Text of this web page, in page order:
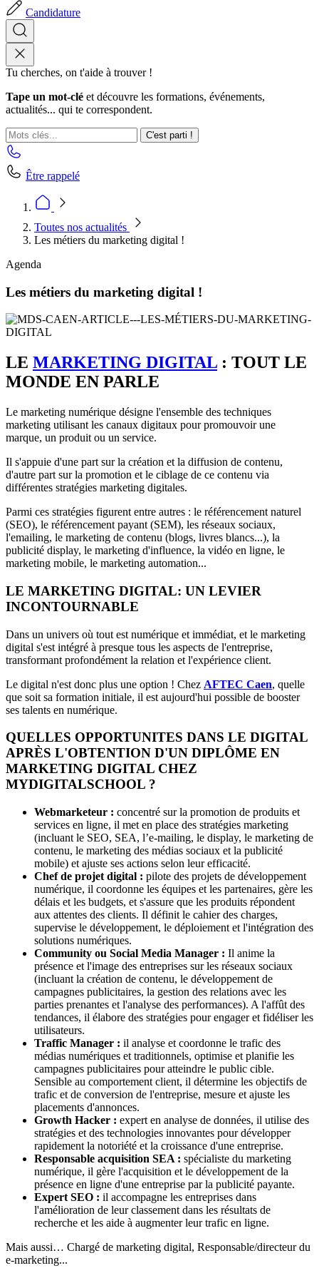
Candidature
Tu cherches, on t'aide à trouver !
Tape un mot-clé et découvre les formations, événements,
actualités... qui te correspondent.
C'est parti !
Être rappelé
Toutes nos actualités
Les métiers du marketing digital !
Agenda
Les métiers du marketing digital !
LE MARKETING DIGITAL : TOUT LE
MONDE EN PARLE
Le marketing numérique désigne l'ensemble des techniques
marketing utilisant les canaux digitaux pour promouvoir une
marque, un produit ou un service.
Il s'appuie d'une part sur la création et la diffusion de contenu,
d'autre part sur la promotion et le ciblage de ce contenu via
différentes stratégies marketing digitales.
Parmi ces stratégies figurent entre autres : le référencement naturel
(SEO), le référencement payant (SEM), les réseaux sociaux,
l'emailing, le marketing de contenu (blogs, livres blancs...), la
publicité display, le marketing d'influence, la vidéo en ligne, le
marketing mobile, le marketing automation...
LE MARKETING DIGITAL: UN LEVIER
INCONTOURNABLE
Dans un univers où tout est numérique et immédiat, et le marketing
digital s'est intégré à presque tous les aspects de l'entreprise,
transformant profondément la relation et l'expérience client.
Le digital n'est donc plus une option ! Chez AFTEC Caen, quelle
que soit sa formation initiale, il est aujourd'hui possible de booster
ses talents en numérique.
QUELLES OPPORTUNITES DANS LE DIGITAL
APRÈS L'OBTENTION D'UN DIPLÔME EN
MARKETING DIGITAL CHEZ
MYDIGITALSCHOOL ?
Webmarketeur : concentré sur la promotion de produits et
services en ligne, il met en place des stratégies marketing
(incluant le SEO, SEA, l’e-mailing, le display, le marketing de
contenu, le marketing des médias sociaux et la publicité
mobile) et ajuste ses actions selon leur efficacité.
Chef de projet digital : pilote des projets de développement
numérique, il coordonne les équipes et les partenaires, gère les
délais et les budgets, et s'assure que les produits répondent
aux attentes des clients. Il définit le cahier des charges,
supervise le développement, le déploiement et l'intégration des
solutions numériques.
Community ou Social Media Manager : Il anime la
présence et l'image des entreprises sur les réseaux sociaux
(incluant la création de contenu, le développement de
campagnes publicitaires, la gestion des relations avec les
parties prenantes et l'analyse des performances). A l'affût des
tendances, il élabore des stratégies pour engager et fidéliser les
utilisateurs.
Traffic Manager : il analyse et coordonne le trafic des
médias numériques et traditionnels, optimise et planifie les
campagnes publicitaires pour atteindre le public cible.
Sensible au comportement client, il détermine les objectifs de
trafic et de conversion de l'entreprise, mesure et ajuste les
placements d'annonces.
Growth Hacker : expert en analyse de données, il utilise des
stratégies et des technologies innovantes pour développer
rapidement la notoriété et la croissance d'une entreprise.
Responsable acquisition SEA : spécialiste du marketing
numérique, il gère l'acquisition et le développement de la
présence en ligne d'une entreprise par la publicité payante.
Expert SEO : il accompagne les entreprises dans
l'amélioration de leur classement dans les résultats de
recherche et les aide à augmenter leur trafic en ligne.
Mais aussi… Chargé de marketing digital, Responsable/directeur du
e-marketing...